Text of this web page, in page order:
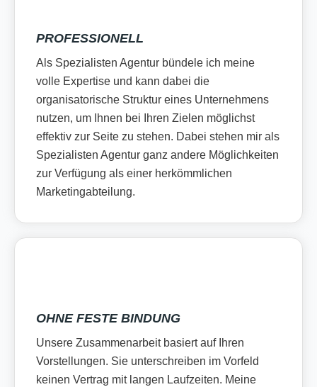
PROFESSIONELL
Als Spezialisten Agentur bündele ich meine
volle Expertise und kann dabei die
organisatorische Struktur eines Unternehmens
nutzen, um Ihnen bei Ihren Zielen möglichst
effektiv zur Seite zu stehen. Dabei stehen mir als
Spezialisten Agentur ganz andere Möglichkeiten
zur Verfügung als einer herkömmlichen
Marketingabteilung.
OHNE FESTE BINDUNG
Unsere Zusammenarbeit basiert auf Ihren
Vorstellungen. Sie unterschreiben im Vorfeld
keinen Vertrag mit langen Laufzeiten. Meine